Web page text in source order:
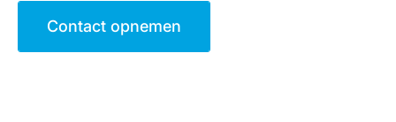
Contact opnemen